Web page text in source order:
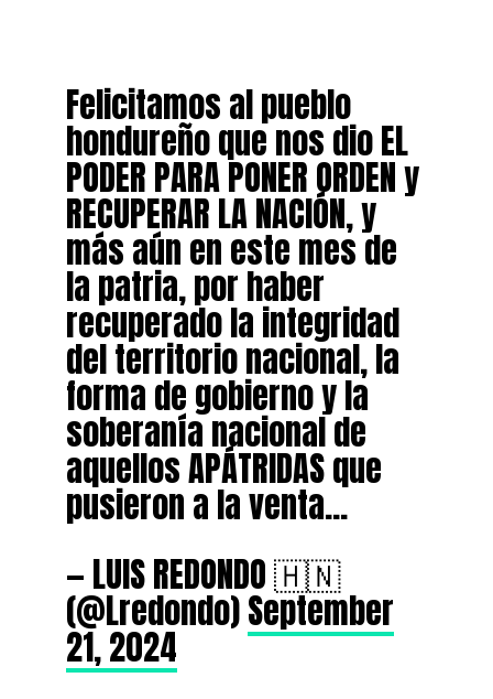
Felicitamos al pueblo
hondureño que nos dio EL
PODER PARA PONER ORDEN y
RECUPERAR LA NACIÓN, y
más aún en este mes de
la patria, por haber
recuperado la integridad
del territorio nacional, la
forma de gobierno y la
soberanía nacional de
aquellos APÁTRIDAS que
pusieron a la venta…
— LUIS REDONDO 🇭🇳
(@Lredondo)September
21, 2024